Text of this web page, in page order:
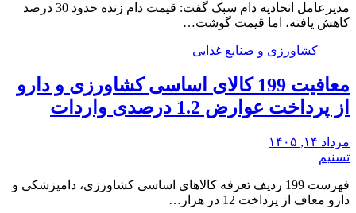
مدیرعامل اتحادیه دام سبک گفت: قیمت دام زنده حدود 30 درصد
کاهش یافته، اما قیمت گوشت…
کشاورزی و صنایع غذایی
معافیت 199 کالای اساسی کشاورزی و دارو
از پرداخت عوارض 1.2 درصدی واردات
مرداد ۱۴, ۱۴۰۵
تسنیم
فهرست 199 ردیف تعرفه کالاهای اساسی کشاورزی، دامپزشکی و
دارو معاف از پرداخت 12 در هزار…